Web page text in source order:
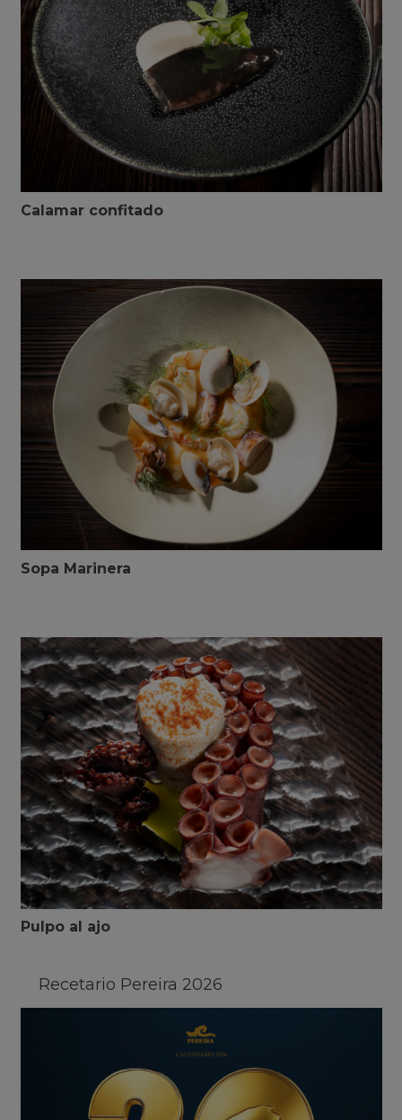
Calamar confitado
Sopa Marinera
Pulpo al ajo
Recetario Pereira 2026